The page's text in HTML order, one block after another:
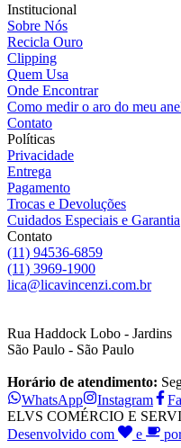
Institucional
Sobre Nós
Recicla Ouro
Clipping
Quem Usa
Onde Encontrar
Como medir o aro do meu
Contato
Políticas
Privacidade
Entrega
Pagamento
Trocas e Devoluções
Cuidados Especiais e Garantia
Contato
(11) 94536-6859
(11) 3969-1900
lica@licavincenzi.com.br
Rua Haddock Lobo - Jardins
São Paulo - São Paulo
Horário de atendimento:
WhatsApp
Instagram
ELVS COMÉRCIO E
Desenvolvido com
e